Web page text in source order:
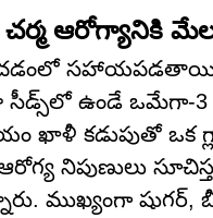
చర్మ ఆరోగ్యానికి
ఉండే ఒమేగా-3
ఖాళీ కడుపుతో ఒక
నిపుణులు
ముఖ్యంగా